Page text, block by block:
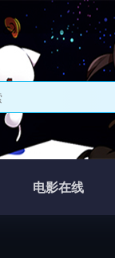
电影在线